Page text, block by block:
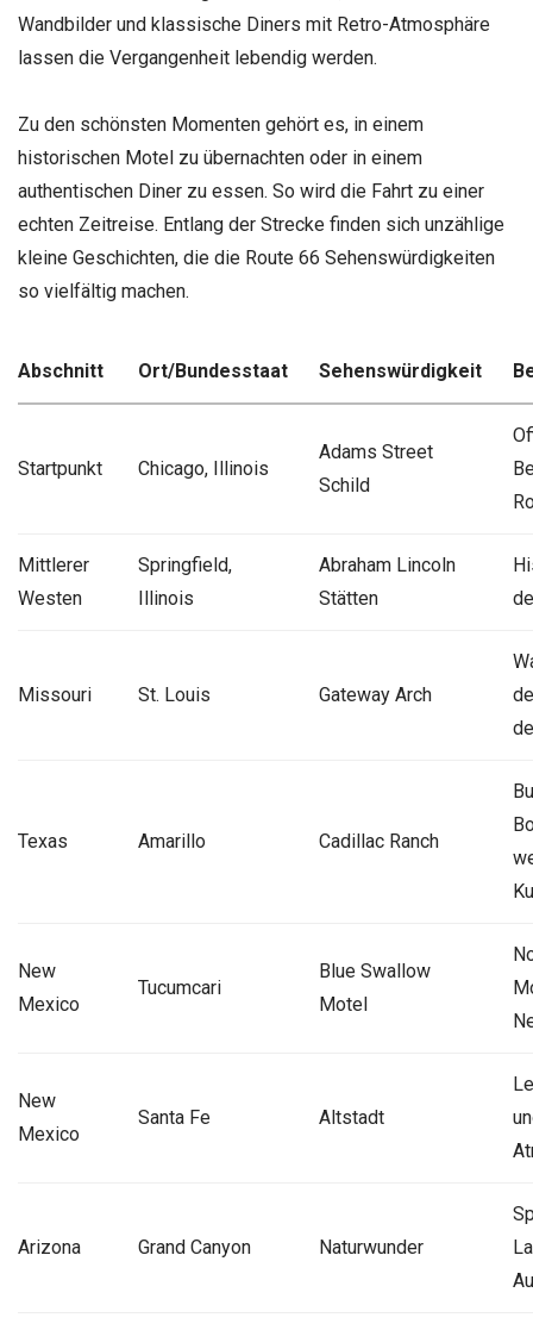
Wandbilder und klassische Diners mit Retro-Atmosphäre
lassen die Vergangenheit lebendig werden.
Zu den schönsten Momenten gehört es, in einem
historischen Motel zu übernachten oder in einem
authentischen Diner zu essen. So wird die Fahrt zu einer
echten Zeitreise. Entlang der Strecke finden sich unzählige
kleine Geschichten, die die Route 66 Sehenswürdigkeiten
so vielfältig machen.
Abschnitt Ort/Bundesstaat Sehenswürdigkeit
Startpunkt Chicago, Illinois
Adams Street
Schild
Mittlerer
Westen
Springfield,
Illinois
Abraham Lincoln
Stätten
Missouri St. Louis Gateway Arch
Texas Amarillo Cadillac Ranch
New
Mexico
Tucumcari
Blue Swallow
Motel
New
Mexico
Santa Fe Altstadt
Arizona Grand Canyon Naturwunder